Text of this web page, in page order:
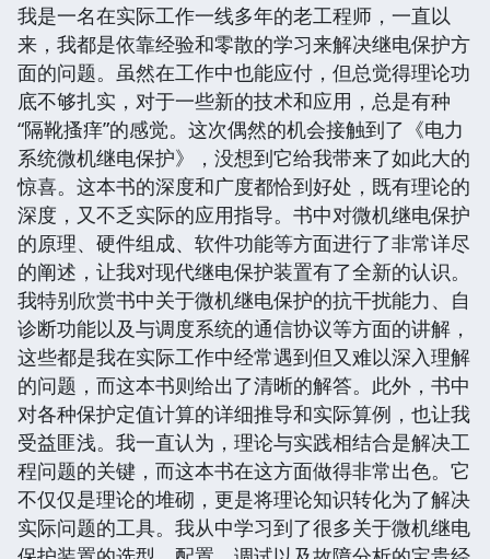
我是一名在实际工作一线多年的老工程师，一直以
来，我都是依靠经验和零散的学习来解决继电保护方
面的问题。虽然在工作中也能应付，但总觉得理论功
底不够扎实，对于一些新的技术和应用，总是有种
“隔靴搔痒”的感觉。这次偶然的机会接触到了《电力
系统微机继电保护》，没想到它给我带来了如此大的
惊喜。这本书的深度和广度都恰到好处，既有理论的
深度，又不乏实际的应用指导。书中对微机继电保护
的原理、硬件组成、软件功能等方面进行了非常详尽
的阐述，让我对现代继电保护装置有了全新的认识。
我特别欣赏书中关于微机继电保护的抗干扰能力、自
诊断功能以及与调度系统的通信协议等方面的讲解，
这些都是我在实际工作中经常遇到但又难以深入理解
的问题，而这本书则给出了清晰的解答。此外，书中
对各种保护定值计算的详细推导和实际算例，也让我
受益匪浅。我一直认为，理论与实践相结合是解决工
程问题的关键，而这本书在这方面做得非常出色。它
不仅仅是理论的堆砌，更是将理论知识转化为了解决
实际问题的工具。我从中学习到了很多关于微机继电